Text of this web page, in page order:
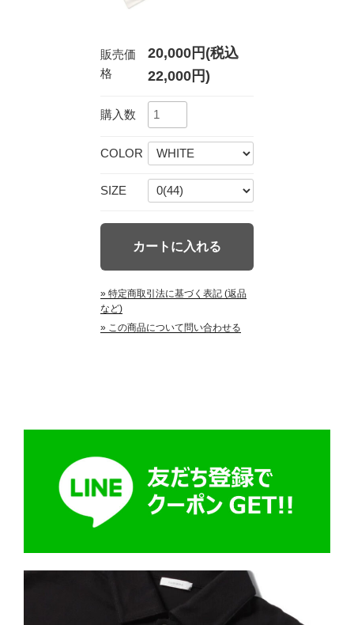
販売価
格
20,000円(税込
22,000円)
購入数
COLOR
SIZE
» 特定商取引法に基づく表記 (返品
など)
» この商品について問い合わせる